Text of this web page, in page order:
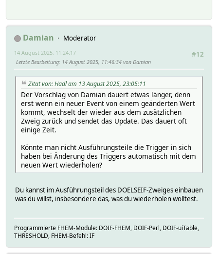
Damian
Moderator
#12
14 August 2025, 11:24:17
Letzte Bearbeitung: 14 August 2025, 11:46:34 von Damian
Zitat von: Hadl am 13 August 2025, 23:05:11
Der Vorschlag von Damian dauert etwas länger, denn
erst wenn ein neuer Event von einem geänderten Wert
kommt, wechselt der wieder aus dem zusätzlichen
Zweig zurück und sendet das Update. Das dauert oft
einige Zeit.
Könnte man nicht Ausführungsteile die Trigger in sich
haben bei Änderung des Triggers automatisch mit dem
neuen Wert wiederholen?
Du kannst im Ausführungsteil des DOELSEIF-Zweiges einbauen
was du willst, insbesondere das, was du wiederholen wolltest.
Programmierte FHEM-Module: DOIF-FHEM, DOIF-Perl, DOIF-uiTable,
THRESHOLD, FHEM-Befehl: IF